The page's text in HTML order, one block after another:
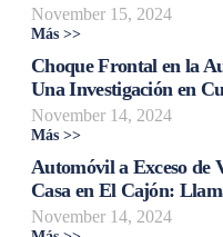
November 15, 2024
Más >>
Choque Frontal en la
Una Investigación en
November 14, 2024
Más >>
Automóvil a Exceso de
Casa en El Cajón:
November 14, 2024